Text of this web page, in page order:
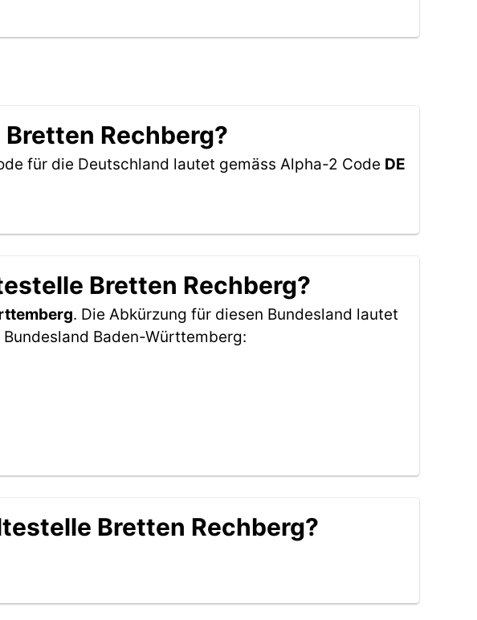
Rechberg?
für die Deutschland lautet gemäss Alpha-2 Code DE
Bretten Rechberg?
. Die Abkürzung für diesen Bundesland lautet
Baden-Württemberg:
Bretten Rechberg?